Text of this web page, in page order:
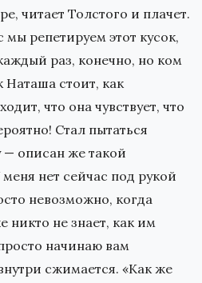
читает Толстого и плачет.
репетируем этот кусок,
раз, конечно, но ком
Наташа стоит, как
что она чувствует, что
Стал пытаться
— описан же такой
нет сейчас под рукой
невозможно, когда
никто не знает, как им
начинаю вам
сжимается. «Как же